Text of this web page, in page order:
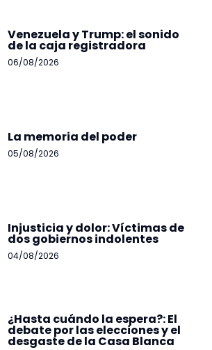
Venezuela y Trump: el sonido
de la caja registradora
06/08/2026
La memoria del poder
05/08/2026
Injusticia y dolor: Víctimas de
dos gobiernos indolentes
04/08/2026
¿Hasta cuándo la espera?: El
debate por las elecciones y el
desgaste de la Casa Blanca